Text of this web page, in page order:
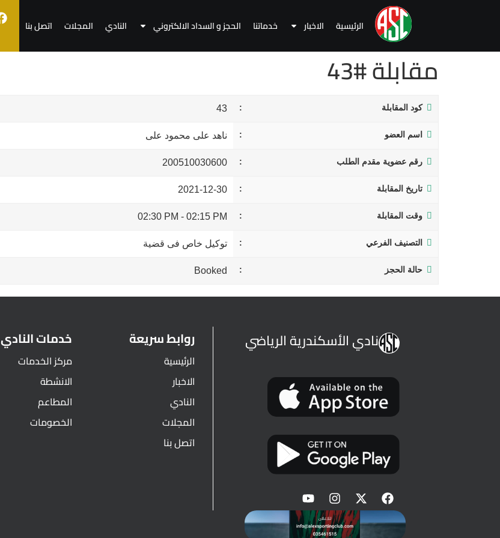
الرئيسية الاخبار خدماتنا الحجز و السداد الالكتروني النادي المجلات اتصل بنا
مقابلة #43
كود المقابلة 43
اسم العضو ناهد على محمود على
رقم عضوية مقدم الطلب 200510030600
تاريخ المقابلة 2021-12-30
وقت المقابلة 02:15 PM
-
02:30 PM
التصنيف الفرعي توكيل خاص فى قضية
حالة الحجز Booked
نادي الأسكندرية الرياضي روابط سريعة
الرئيسية
الاخبار
النادي
المجلات
اتصل بنا
خدمات النادي
مركز الخدمات
الانشطة
المطاعم
الخصومات